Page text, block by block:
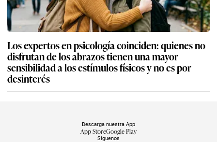
Los expertos en psicología coinciden: quienes no
disfrutan de los abrazos tienen una mayor
sensibilidad a los estímulos físicos y no es por
desinterés
Síguenos
Descarga nuestra App
App StoreGoogle Play